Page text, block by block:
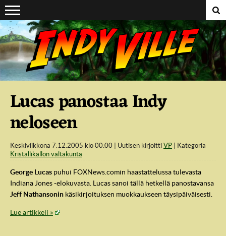
Suoraan sisältöön
Lucas panostaa Indy
neloseen
Keskiviikkona 7.12.2005 klo 00:00 Uutisen kirjoitti VP
Kategoria
Kristallikallon valtakunta
George Lucas puhui FOXNews.comin haastattelussa tulevasta
Indiana Jones -elokuvasta. Lucas sanoi tällä hetkellä panostavansa
Jeff Nathansonin käsikirjoituksen muokkaukseen täysipäiväisesti.
Lue artikkeli »